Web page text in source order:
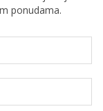
ponudama.